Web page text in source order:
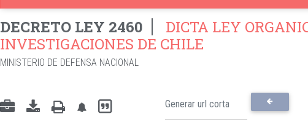
DECRETO LEY 2460
DICTA LEY
INVESTIGACIONES DE CHILE
MINISTERIO DE DEFENSA NACIONAL